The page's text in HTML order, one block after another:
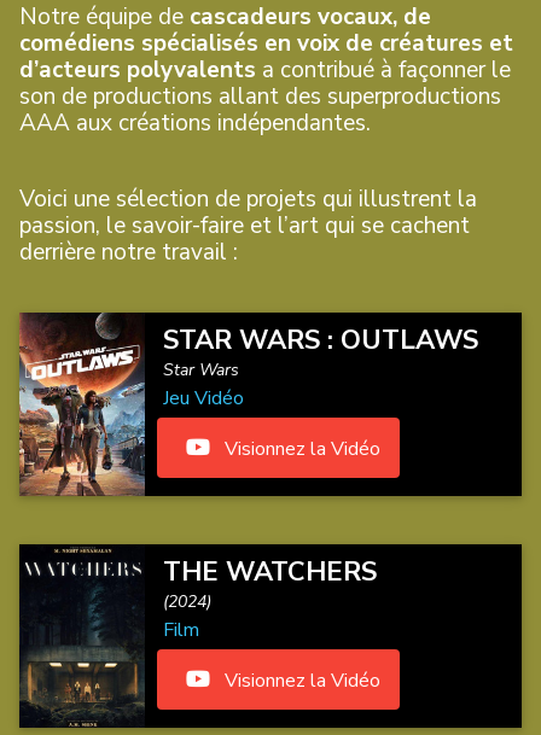
Notre équipe de cascadeurs vocaux, de
comédiens spécialisés en voix de créatures et
d’acteurs polyvalents a contribué à façonner le
son de productions allant des superproductions
AAA aux créations indépendantes.
Voici une sélection de projets qui illustrent la
passion, le savoir-faire et l’art qui se cachent
derrière notre travail :
STAR WARS : OUTLAWS
Star Wars
Jeu Vidéo
Visionnez la Vidéo
THE WATCHERS
(2024)
Film
Visionnez la Vidéo